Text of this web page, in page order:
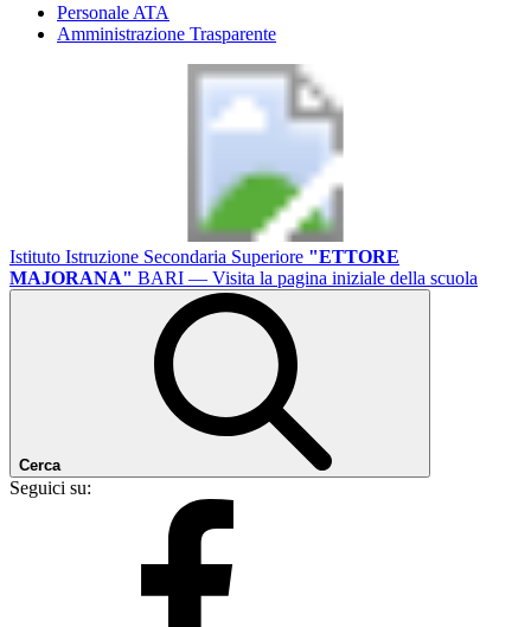
Personale ATA
Amministrazione Trasparente
Istituto Istruzione Secondaria Superiore "ETTORE
MAJORANA" BARI — Visita la pagina iniziale della scuola
Cerca
Seguici su: